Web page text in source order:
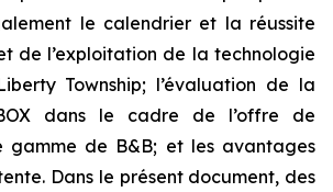
le calendrier et la réussite
de l’exploitation de la technologie
Township; l’évaluation de la
dans le cadre de l’offre de
gamme de B&B; et les avantages
Dans le présent document, des